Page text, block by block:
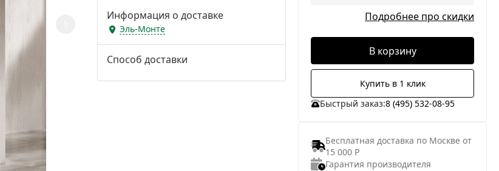
Информация о доставке
Эль-Монте
Способ доставки
Подробнее про скидки
В корзину
Купить в 1 клик
Быстрый заказ:8 (495) 532-08-95
Бесплатная доставка по Москве от
15 000 Р
Гарантия производителя